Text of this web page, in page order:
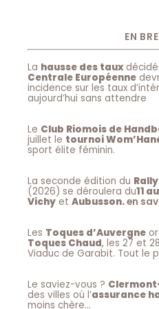
EN
La hausse des taux
Centrale Européenne
incidence sur les taux
aujourd’hui sans attendre
Le Club Riomois de
juillet le tournoi
sport élite féminin.
La seconde édition du
(2026) se déroulera du11
Vichy et Aubusson.en
Les Toques d’Auvergne
Toques Chaud, les 27 et
Viaduc de Garabit. Tout le
Le saviez-vous ?
des villes où l’assurance
moins chère…